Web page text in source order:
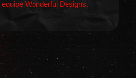
Wonderful Designs.